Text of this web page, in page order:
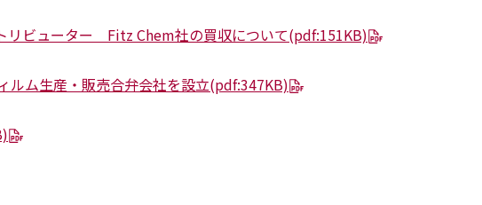
リビューター Fitz Chem社の買収について(pdf:151KB)
ルム生産・販売合弁会社を設立(pdf:347KB)